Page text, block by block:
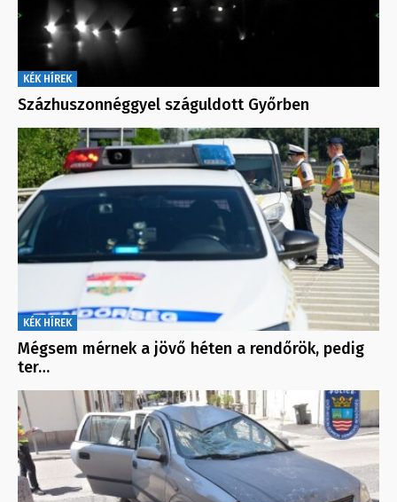
KÉK HÍREK
Százhuszonnéggyel száguldott Győrben
KÉK HÍREK
Mégsem mérnek a jövő héten a rendőrök, pedig
ter…